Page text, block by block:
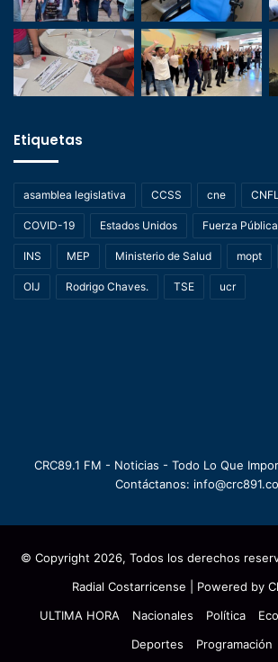
Etiquetas
asamblea legislativa CCSS cne
COVID-19 Estados Unidos Fuerza Pública
INS MEP Ministerio de Salud mopt
OIJ Rodrigo Chaves. TSE ucr
CRC89.1 FM - Noticias - Todo Lo Que
Contáctanos:
© Copyright 2026, Todos los derechos
Radial Costarricense | Powered by
ULTIMA HORA
Nacionales Política
Deportes
Programación